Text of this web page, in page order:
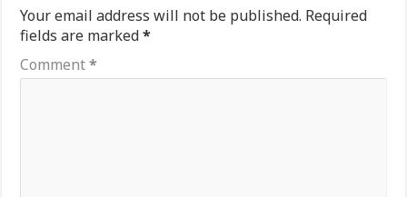
Your email address will not be published. Required
fields are marked*
Comment*